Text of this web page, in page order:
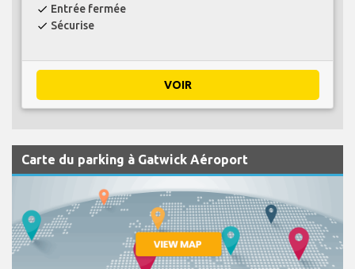
check Entrée fermée
check Sécurise
VOIR
Carte du parking à Gatwick Aéroport